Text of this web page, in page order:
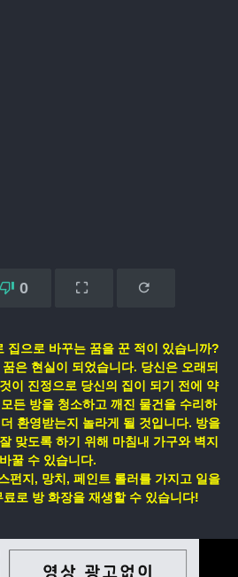
0
집으로 바꾸는 꿈을 꾼 적이 있습니까?
은 현실이 되었습니다. 당신은 오래되
이 진정으로 당신의 집이 되기 전에 약
든 방을 청소하고 깨진 물건을 수리하
환영받는지 놀라게 될 것입니다. 방을
맞도록 하기 위해 마침내 가구와 벽지
꿀 수 있습니다.
펀지, 망치, 페인트 롤러를 가지고 일을
로 방 화장을 재생할 수 있습니다!